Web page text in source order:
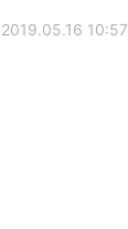
2019.05.16 10:57